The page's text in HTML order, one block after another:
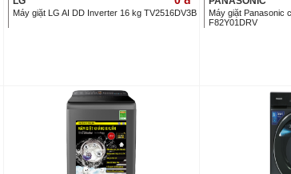
Máy giặt LG AI DD Inverter 16 kg TV2516DV3B
Máy giặt Panasonic
F82Y01DRV